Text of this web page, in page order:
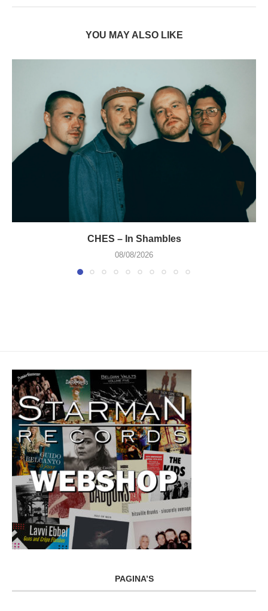
YOU MAY ALSO LIKE
CHES – In Shambles
08/08/2026
PAGINA’S